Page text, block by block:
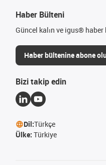
Haber Bülteni
Güncel kalın ve igus®
Haber bültenine abone
Bizi takip edin
Dil:Türkçe
Ülke: Türkiye